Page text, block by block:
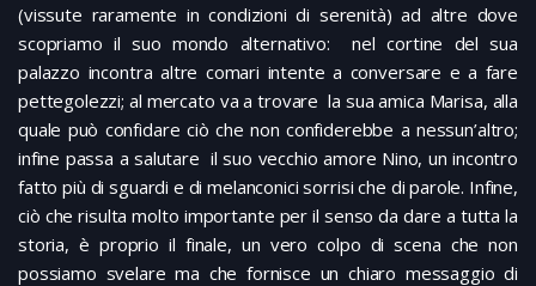
(vissute raramente in condizioni di serenità) ad altre dove
scopriamo il suo mondo alternativo: nel cortine del sua
palazzo incontra altre comari intente a conversare e a fare
pettegolezzi; al mercato va a trovare la sua amica Marisa, alla
quale può confidare ciò che non confiderebbe a nessun’altro;
infine passa a salutare il suo vecchio amore Nino, un incontro
fatto più di sguardi e di melanconici sorrisi che di parole. Infine,
ciò che risulta molto importante per il senso da dare a tutta la
storia, è proprio il finale, un vero colpo di scena che non
possiamo svelare ma che fornisce un chiaro messaggio di